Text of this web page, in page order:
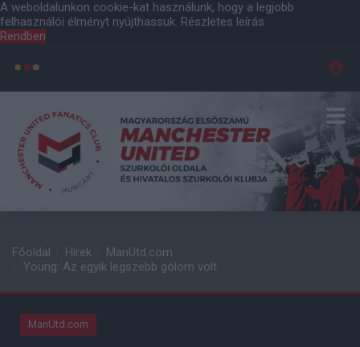
A weboldalunkon cookie-kat használunk, hogy a legjobb
felhasználói élményt nyújthassuk. Részletes leírás
Rendben
Főoldal Hírek
ManUtd.com
Young: Az egyik legszebb gólom volt
ManUtd.com